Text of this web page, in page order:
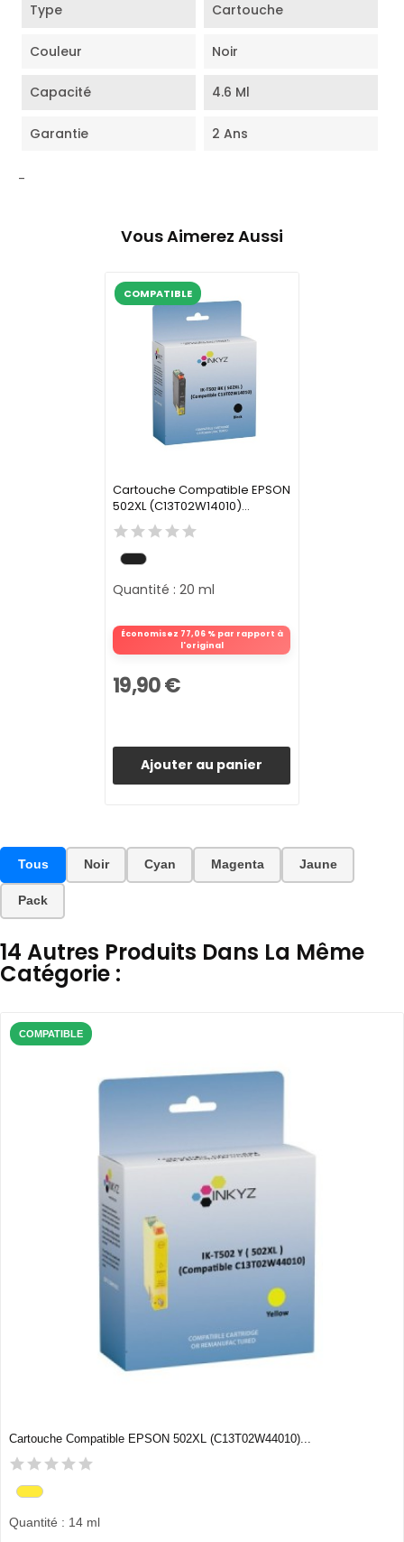
Type Cartouche
Couleur Noir
Capacité 4.6 Ml
Garantie 2 Ans
-
Vous Aimerez Aussi
COMPATIBLE
Cartouche Compatible EPSON
502XL (C13T02W14010)...
Économisez 77,06 % par rapport à
l'original
Quantité : 20 ml
19,90 €
Ajouter au panier
Tous Noir Cyan Magenta Jaune
Pack
14 Autres Produits Dans La Même
Catégorie :
COMPATIBLE
Cartouche Compatible EPSON 502XL (C13T02W44010)...
Quantité : 14 ml